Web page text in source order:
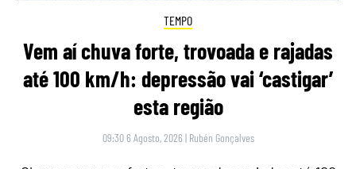
TEMPO
Vem aí chuva forte, trovoada e rajadas
até 100 km/h: depressão vai ‘castigar’
esta região
09:30 6 Agosto, 2026 | Rubén Gonçalves